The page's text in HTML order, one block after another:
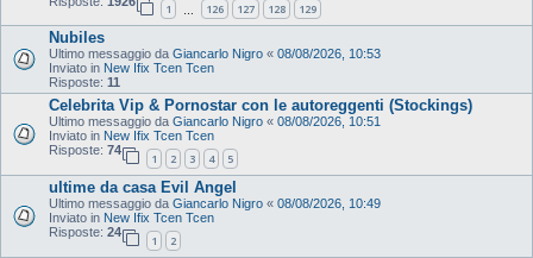
1 126 127 128 129
Nubiles
Ultimo messaggio da Giancarlo Nigro « 08/08/2026, 10:53
Inviato in New Ifix Tcen Tcen
Risposte: 11
Celebrita Vip & Pornostar con le autoreggenti (Stockings)
Ultimo messaggio da Giancarlo Nigro « 08/08/2026, 10:51
Inviato in New Ifix Tcen Tcen
Risposte: 74
1 2 3 4 5
ultime da casa Evil Angel
Ultimo messaggio da Giancarlo Nigro « 08/08/2026, 10:49
Inviato in New Ifix Tcen Tcen
Risposte: 24
1 2